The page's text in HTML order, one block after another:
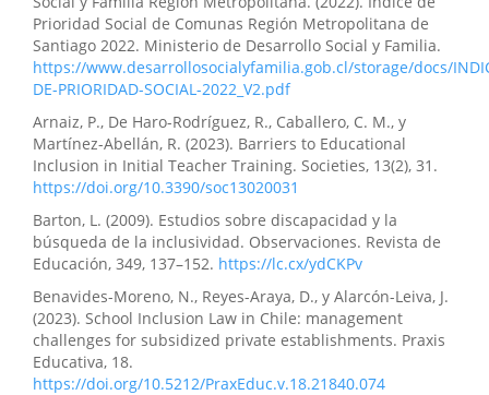
Prioridad Social de Comunas Región Metropolitana de
Santiago 2022. Ministerio de Desarrollo Social y Familia.
https://www.desarrollosocialyfamilia.gob.cl/storage/docs/
DE-PRIORIDAD-SOCIAL-2022_V2.pdf
Arnaiz, P., De Haro-Rodríguez, R., Caballero, C. M., y
Martínez-Abellán, R. (2023). Barriers to Educational
Inclusion in Initial Teacher Training. Societies, 13(2), 31.
https://doi.org/10.3390/soc13020031
Barton, L. (2009). Estudios sobre discapacidad y la
búsqueda de la inclusividad. Observaciones. Revista de
Educación, 349, 137–152. https://lc.cx/ydCKPv
Benavides-Moreno, N., Reyes-Araya, D., y Alarcón-Leiva, J.
(2023). School Inclusion Law in Chile: management
challenges for subsidized private establishments. Praxis
Educativa, 18.
https://doi.org/10.5212/PraxEduc.v.18.21840.074